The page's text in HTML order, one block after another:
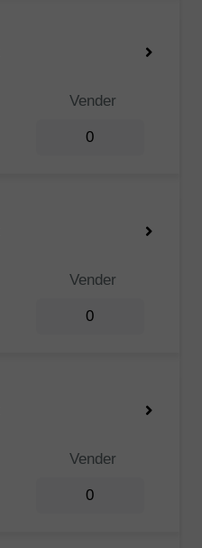
Vender
0
Vender
0
Vender
0